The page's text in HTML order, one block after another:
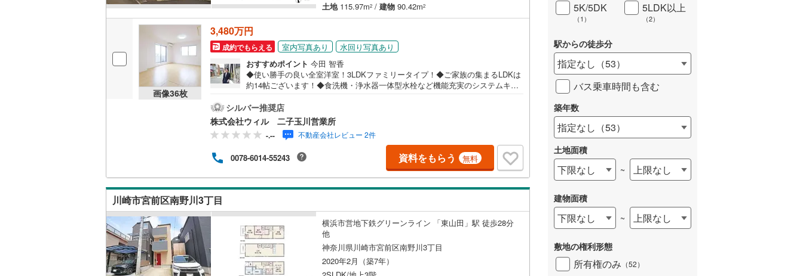
土地115.97m2 / 建物 90.42m2
画像36枚
3,480万円
成約でもらえる 室内写真あり
水回り写真あり
おすすめポイント 今田 智香
◆使い勝手の良い全室洋室！3LDKファミリータイプ！◆ご家族の集まるLDKは
約14帖ございます！◆食洗機・浄水器一体型水栓など機能充実のシステムキッ
◆2025年11月に内装リフォーム履歴ございます！キレイなお住まいで気持ち良
く新生活を始められます！◆敷地内にはカースペースを確保！快適なカーライ
フをサポート！◆住環境に配慮された第一種低層住居専用地域の閑静な住宅街
の一画です！◆「ライフ（東有馬店）」まで徒歩約10分！日々のお買い物にも
便利な環境です！【営業時間 10:00～19:00】上記時間はお電話が繋がりやすく
なっております。ぜひお気軽にご連絡下さい！現地を見学される場合は「室
内・現地を見学する（無料）」ボタンよりご希望の日時をご記入いただけます
とスムーズにご案内が可能です。【ウィル不動産販売はここが強み】（1）住宅
ローンに精通しており、社内にローン専門部署があります！（2）施工実績多数
シルバー推奨店
株式会社ウィル 二子玉川営業所
-.-- 不動産会社レビュー 2件
0078-6014-55243 資料をもらう 無料
川崎市宮前区南野川3丁目
横浜市営地下鉄グリーンライン 「東山田」駅 徒歩28分
他
神奈川県川崎市宮前区南野川3丁目
2020年2月（築7年）
5K/5DK
（1 ）
5LDK以上
（2）
駅からの徒歩分
指定なし （53）
バス乗車時間も含む
築年数
指定なし （53）
土地面積
下限なし ~ 上限なし
建物面積
下限なし ~ 上限なし
敷地の権利形態
所有権のみ （52）
宇野線(0) 伯備線(0 芸備線(0)
福塩線(
岩徳線(0) 山口線 宇部線(0)
小野田線(0) 美祢線(0) 山陰本線(0)
境線(
木次線 0 ) 奈良線(0)
桜井線 (0 和歌山線(0)
阪和線(0) 関西空港線( 0) 東西線(0)
予讃線(0)
高徳線(0)
鳴門線(0) 徳島線 ( 0) 牟岐線(0)
土讃線
(0) 土讃線(0) 山陽本線（JR九州）
鹿児島本線(0) 篠栗線( 0)
オンライン内見(相談)可（53） IT重説可
オンライン対応とは？